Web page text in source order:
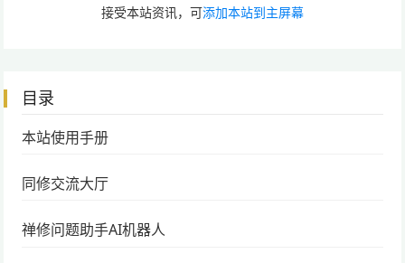
接受本站资讯，可添加本站到主屏幕
目录
本站使用手册
同修交流大厅
禅修问题助手AI机器人